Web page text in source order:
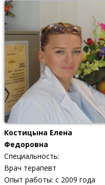
Костицына Елена
Федоровна
Специальность:
Врач терапевт
Опыт работы: с 2009 года